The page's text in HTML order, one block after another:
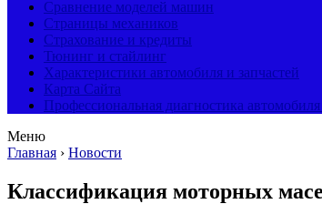
Сравнение моделей машин
Страницы механиков
Страхование и кредиты
Тюнинг и стайлинг
Характеристики автомобиля и запчастей
Карта Сайта
Профессиональная диагностика
Меню
Главная › Новости
Классификация моторных